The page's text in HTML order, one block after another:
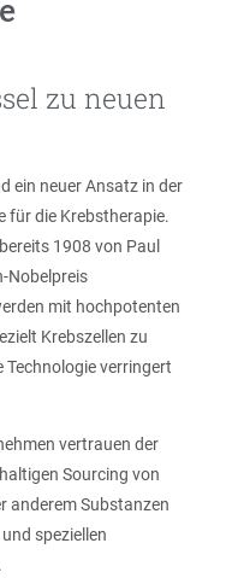
zu neuen
ein neuer Ansatz in der
für die Krebstherapie.
1908 von Paul
Nobelpreis
mit hochpotenten
Krebszellen zu
Technologie verringert
vertrauen der
Sourcing von
anderem Substanzen
speziellen